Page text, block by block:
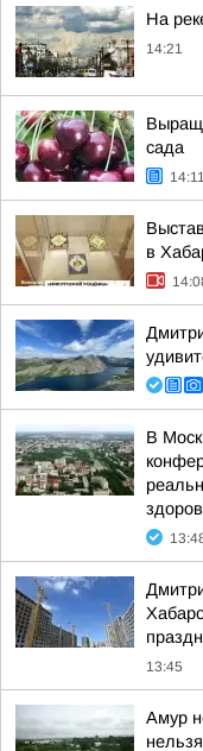
На
14:21
сада
14:11
в
В
13:45
Амур